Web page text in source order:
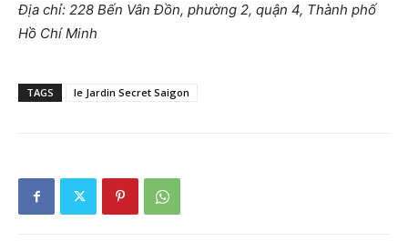
Địa chỉ: 228 Bến Vân Đồn, phường 2, quận 4, Thành phố
Hồ Chí Minh
TAGS le Jardin Secret Saigon